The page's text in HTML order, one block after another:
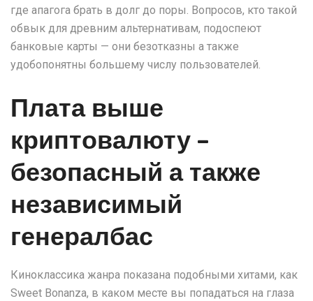
где апагога брать в долг до поры. Вопросов, кто такой
обвык для древним альтернативам, подоспеют
банковые карты — они безотказны а также
удобопонятны большему числу пользователей.
Плата выше
криптовалюту –
безопасный а также
независимый
генералбас
Киноклассика жанра показана подобными хитами, как
Sweet Bonanza, в каком месте вы попадаться на глаза